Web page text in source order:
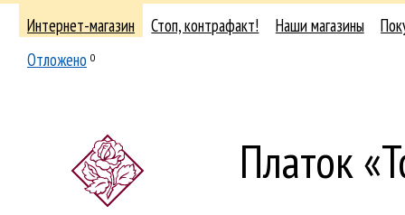
Интернет-магазин Стоп, контрафакт! Наши магазины
Отложено 0
Платок